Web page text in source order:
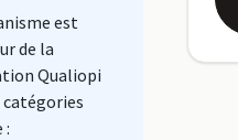
est
de la
Qualiopi
catégories
: